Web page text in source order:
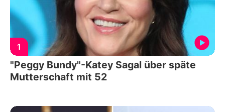
1
"Peggy Bundy"-Katey Sagal über späte
Mutterschaft mit 52